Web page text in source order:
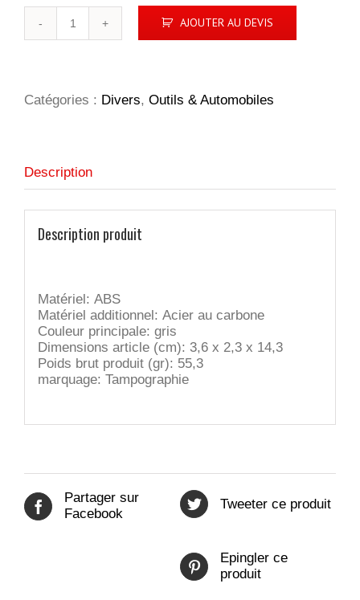
rétractable
AJOUTER AU DEVIS
Catégories : Divers, Outils & Automobiles
Description
Description produit
Matériel: ABS
Matériel additionnel: Acier au carbone
Couleur principale: gris
Dimensions article (cm): 3,6 x 2,3 x 14,3
Poids brut produit (gr): 55,3
marquage: Tampographie
Partager sur
Facebook
Tweeter ce produit
Epingler ce
produit